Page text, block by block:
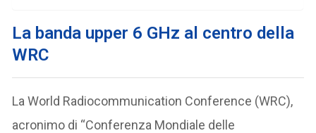
La banda upper 6 GHz al centro della
WRC
La World Radiocommunication Conference (WRC),
acronimo di “Conferenza Mondiale delle